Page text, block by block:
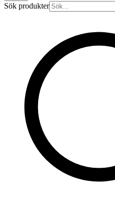
Sök produkter